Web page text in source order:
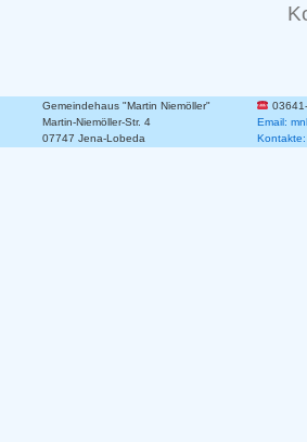
Gemeindehaus "Martin Niemöller"
Martin-Niemöller-Str. 4
Email:
07747 Jena-Lobeda